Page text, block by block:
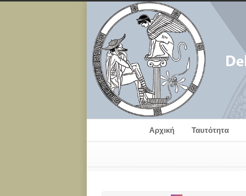
Αρχική Ταυτότητα